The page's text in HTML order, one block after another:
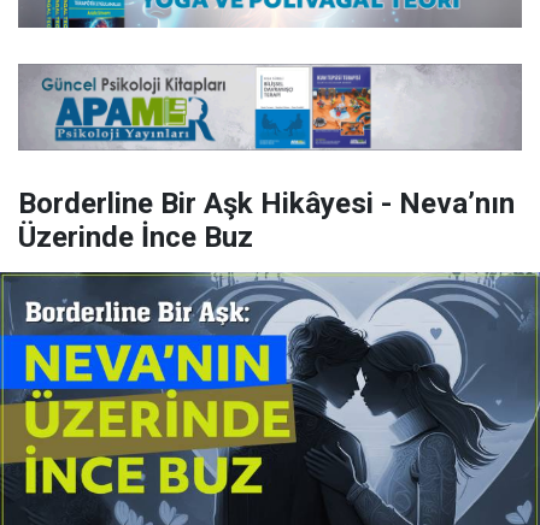
Borderline Bir Aşk Hikâyesi - Neva’nın
Üzerinde İnce Buz